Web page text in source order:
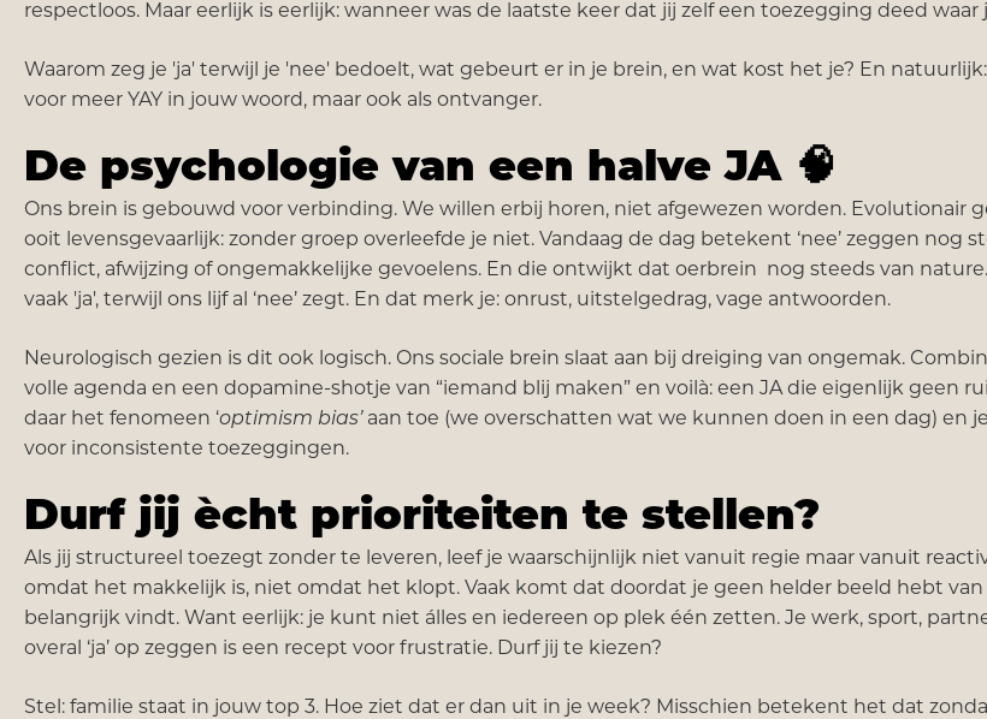
respectloos. Maar eerlijk is eerlijk: wanneer was de laatste keer dat jij zelf een toezegging deed waar
Waarom zeg je 'ja' terwijl je 'nee' bedoelt, wat gebeurt er in je brein, en wat kost het je? En
voor meer YAY in jouw woord, maar ook als ontvanger.
De psychologie van een halve JA 🧠
Ons brein is gebouwd voor verbinding. We willen erbij horen, niet afgewezen worden. Evolutionair
ooit levensgevaarlijk: zonder groep overleefde je niet. Vandaag de dag betekent ‘nee’ zeggen nog
conflict, afwijzing of ongemakkelijke gevoelens. En die ontwijkt dat oerbrein nog steeds van
vaak 'ja', terwijl ons lijf al ‘nee’ zegt. En dat merk je: onrust, uitstelgedrag, vage antwoorden.
Neurologisch gezien is dit ook logisch. Ons sociale brein slaat aan bij dreiging van ongemak.
volle agenda en een dopamine-shotje van “iemand blij maken” en voilà: een JA die eigenlijk geen
daar het fenomeen ‘optimism bias’aan toe (we overschatten wat we kunnen doen in een dag) en
voor inconsistente toezeggingen.
Durf jij ècht prioriteiten te stellen?
Als jij structureel toezegt zonder te leveren, leef je waarschijnlijk niet vanuit regie maar vanuit
omdat het makkelijk is, niet omdat het klopt. Vaak komt dat doordat je geen helder beeld hebt
belangrijk vindt. Want eerlijk: je kunt niet álles en iedereen op plek één zetten. Je werk, sport,
overal ‘ja’ op zeggen is een recept voor frustratie. Durf jij te kiezen?
Stel: familie staat in jouw top 3. Hoe ziet dat er dan uit in je week? Misschien betekent het dat